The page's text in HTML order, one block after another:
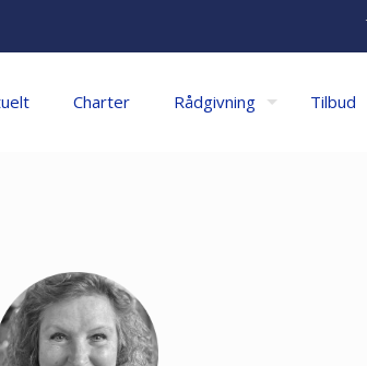
Charter Rådgivning Tilbud